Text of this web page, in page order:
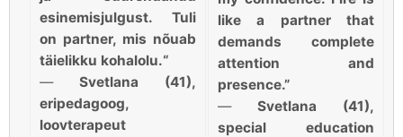
esinemisjulgust. Tuli
on partner, mis nõuab
täielikku kohalolu.“
— Svetlana (41),
eripedagoog,
loovterapeut
like a partner that
demands complete
attention and
presence.”
— Svetlana (41),
special education